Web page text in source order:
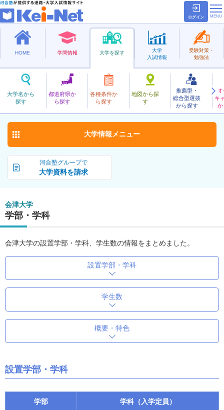
ログイン
HOME 学問情報 大学を探す
大学名から
探す
都道府県か
ら探す
各種条件か
ら探す
地図から探
す
推薦型・
総合型選抜
から探す
キ
か
大学
入試情報
受験対策・
勉強法
公立
あいづ
会津大学 お気に入り
河合塾グループで
大学資料を請求
大学情報 メニュー
会津大学
学部・学科
会津大学の設置学部・学科、学生数の情報をまとめました。
設置学部・学科
学生数
概要・特色
設置学部・学科
学部 学科（入学定員）